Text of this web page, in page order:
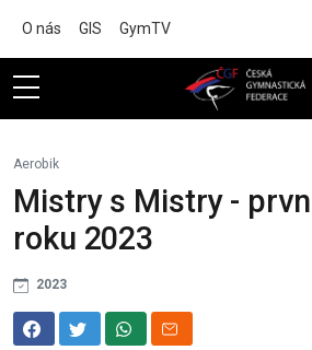
O nás GIS GymTV
Aerobik
Mistry s Mistry -
roku 2023
2023